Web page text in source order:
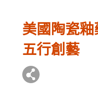
美國陶瓷
五行創藝